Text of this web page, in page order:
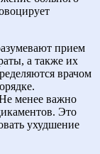
прием
а также их
врачом
менее важно
Это
ухудшение